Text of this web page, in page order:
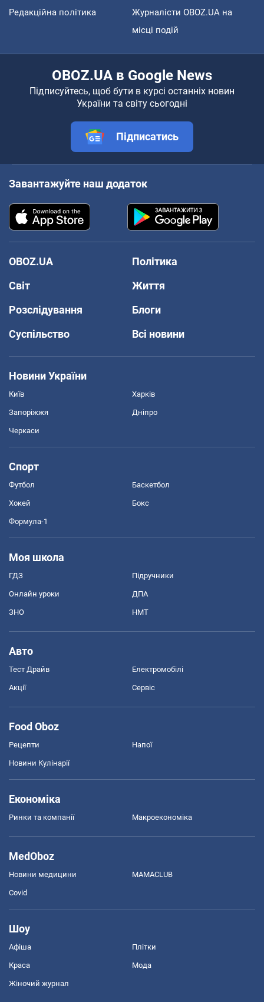
Редакційна політика
Журналісти OBOZ.UA на
місці подій
OBOZ.UA в Google News
Підписуйтесь, щоб бути в курсі останніх новин
України та світу сьогодні
Підписатись
Завантажуйте наш додаток
OBOZ.UA
Політика
Світ
Життя
Розслідування
Блоги
Суспільство
Всі новини
Новини України
Київ Харків
Запоріжжя Дніпро
Черкаси
Спорт
Футбол Баскетбол
Хокей Бокс
Формула-1
Моя школа
ГДЗ Підручники
Онлайн уроки ДПА
ЗНО НМТ
Авто
Тест Драйв Електромобілі
Акції Сервіс
Food Oboz
Рецепти Напої
Новини Кулінарії
Економіка
Ринки та компанії Макроекономіка
MedOboz
Новини медицини MAMACLUB
Covid
Шоу
Афіша Плітки
Краса Мода
Жіночий журнал